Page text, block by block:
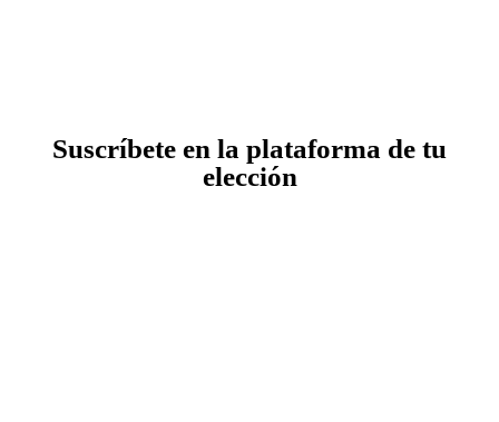
Suscríbete en la plataforma de tu
elección